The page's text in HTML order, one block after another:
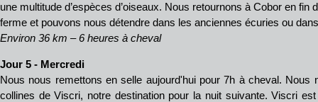
une multitude d’espèces d’oiseaux. Nous retournons à Cobor en fin
ferme et pouvons nous détendre dans les anciennes écuries ou
Environ 36 km – 6 heures à cheval
Jour 5 - Mercredi
Nous nous remettons en selle aujourd'hui pour 7h à cheval. Nous
collines de Viscri, notre destination pour la nuit suivante. Viscri